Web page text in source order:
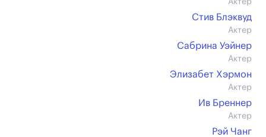
Актер
Стив Блэквуд
Актер
Сабрина Уэйнер
Актер
Элизабет Хэрмон
Актер
Ив Бреннер
Актер
Рэй Чанг